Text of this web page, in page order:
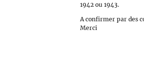
1942 ou 1943.
A confirmer par des
Merci